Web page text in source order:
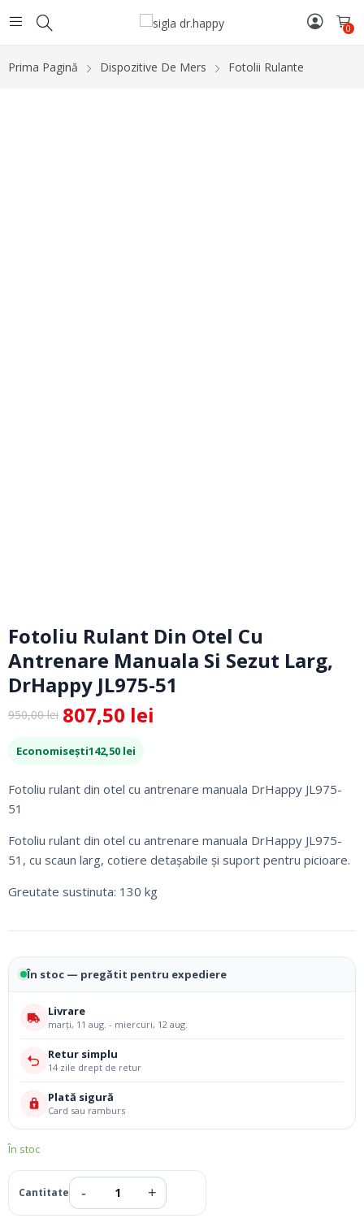
0
Prima Pagină Dispozitive De Mers Fotolii Rulante
Fotoliu Rulant Din Otel Cu
Antrenare Manuala Si Sezut Larg,
DrHappy JL975-51
950,00lei
Prețul
inițial
a
fost:
950,00 lei.
807,50 lei
Prețul
curent
este:
807,50 lei.
Economisești142,50 lei
Fotoliu rulant din otel cu antrenare manuala DrHappy JL975-
51
Fotoliu rulant din otel cu antrenare manuala DrHappy JL975-
51, cu scaun larg, cotiere detașabile și suport pentru picioare.
Greutate sustinuta: 130 kg
În stoc — pregătit pentru expediere
Livrare
marți, 11 aug. - miercuri, 12 aug.
Retur simplu
14 zile drept de retur
Plată sigură
Card sau ramburs
În stoc